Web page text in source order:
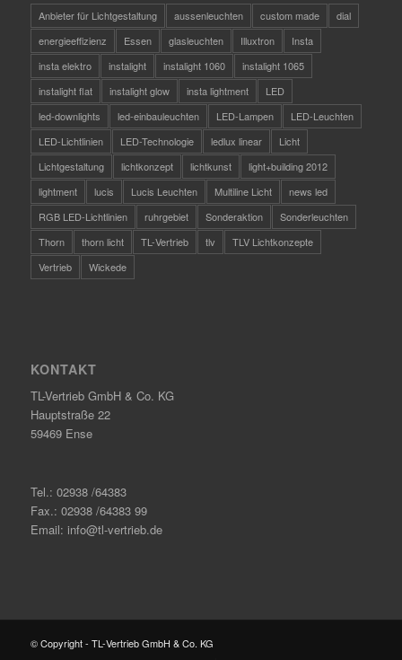
Anbieter für Lichtgestaltung aussenleuchten custom made
dial
energieeffizienz
Essen glasleuchten Illuxtron
Insta
insta elektro
instalight instalight 1060
instalight 1065
instalight flat
instalight glow insta lightment
LED
led-downlights
led-einbauleuchten LED-Lampen
LED-Leuchten
LED-Lichtlinien
LED-Technologie ledlux linear
Licht
Lichtgestaltung
lichtkonzept lichtkunst
light+building 2012
lightment
lucis Lucis Leuchten Multiline Licht
news led
RGB LED-Lichtlinien
ruhrgebiet Sonderaktion
Sonderleuchten
Thorn
thorn licht TL-Vertrieb tlv
TLV Lichtkonzepte
Vertrieb
Wickede
KONTAKT
TL-Vertrieb GmbH & Co. KG
Hauptstraße 22
59469 Ense
Tel.: 02938 /64383
Fax.: 02938 /64383 99
Email: info@tl-vertrieb.de
© Copyright - TL-Vertrieb GmbH & Co. KG